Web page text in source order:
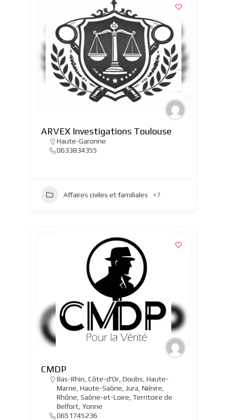
ARVEX Investigations Toulouse
Haute-Garonne
0633834355
Affaires civiles et familiales +7
CMDP
Bas-Rhin Côte-d'Or, Doubs Haute-
Marne Haute-Saône Jura Nièvre
Rhône Saône-et-Loire Territoire de
Belfort, Yonne
0651745236